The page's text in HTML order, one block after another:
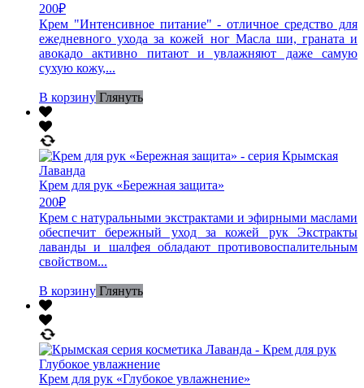
200₽
Крем "Интенсивное питание" - отличное средство для
ежедневного ухода за кожей ног Масла ши, граната и
авокадо активно питают и увлажняют даже самую
сухую кожу,...
В корзину Глянуть
Крем для рук «Бережная защита»
200₽
Крем с натуральными экстрактами и эфирными маслами
обеспечит бережный уход за кожей рук Экстракты
лаванды и шалфея обладают противовоспалительным
свойством...
В корзину Глянуть
Крем для рук «Глубокое увлажнение»